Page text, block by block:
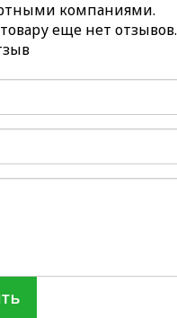
компаниями.
еще нет отзывов.